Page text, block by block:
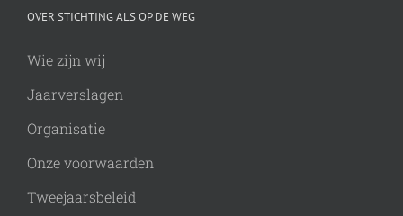
OVER STICHTING ALS OP DE WEG
Wie zijn wij
Jaarverslagen
Organisatie
Onze voorwaarden
Tweejaarsbeleid